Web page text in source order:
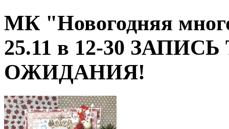
МК "Новогодняя
25.11 в 12-30
ОЖИДАНИЯ!